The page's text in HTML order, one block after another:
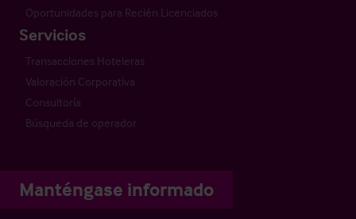
Oportunidades para Recién Licenciados
Servicios
Transacciones Hoteleras
Valoración Corporativa
Consultoría
Búsqueda de operador
Manténgase informado